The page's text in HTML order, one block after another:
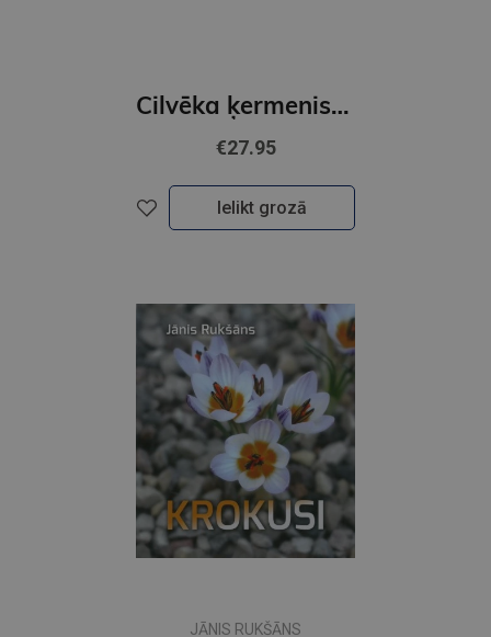
Cilvēka ķermenis. Ilustrēta rokasgrāmata. Ķermenis un tā darbības
€27.95
Ielikt grozā
JĀNIS RUKŠĀNS